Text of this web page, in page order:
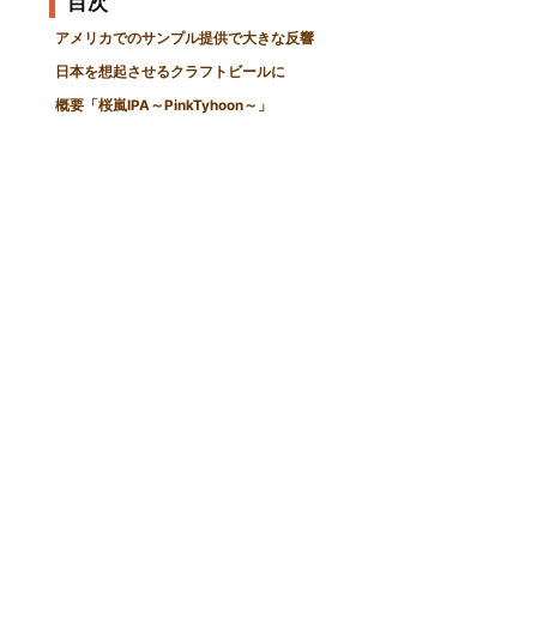
アメリカでのサンプル提供で大きな反響
日本を想起させるクラフトビールに
概要「桜嵐IPA～PinkTyhoon～」